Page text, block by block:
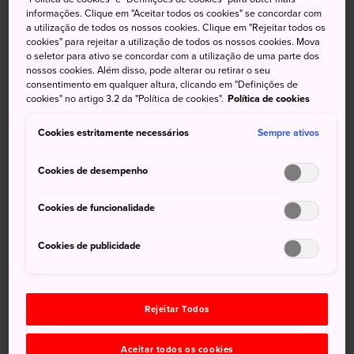
caldos com macarrão ramen e outras confortantes
refeições
Onde esquiar no Japão
Como um país densamente montanhoso, o Japão possui
muitos picos próprios para a prática de esportes de neve.
Seja qual for o seu destino no Japão, o inverno traz muita
A maioria dos viajantes baseados em Tóquio se dirige a
instalações de esqui e conveniente
acessibilidade.Hakuba
é uma escolha popular entre
vários outros resorts da área.
informações. Clique em "Aceitar todos os cookies" se concordar com
a utilização de todos os nossos cookies. Clique em "Rejeitar todos os
cookies" para rejeitar a utilização de todos os nossos cookies. Mova
o seletor para ativo se concordar com a utilização de uma parte dos
nossos cookies. Além disso, pode alterar ou retirar o seu
consentimento em qualquer altura, clicando em "Definições de
cookies" no artigo 3.2 da "Política de cookies". Política de cookies
Cookies estritamente necessários Sempre ativos
Cookies de desempenho
Cookies de funcionalidade
Cookies de publicidade
Rejeitar Todos
Aceitar todos os cookies